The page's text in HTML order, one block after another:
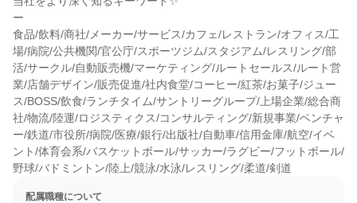
ー
食品/飲料/商社/メーカー/サービス/カフェ/レストラン/オフィス/工
場/病院/公共機関/官公庁/スポーツジム/スタジアム/レスリング/部
活/サークル/自動販売機/マーケティング/ルートセールス/ルート営
業/店舗デザイン/販売促進/社内食堂/コーヒー/紅茶/お菓子/ジュー
ス/BOSS/飲食/ランチタイム/サントリーグループ/上場企業/総合商
社/物流/陸運/ロジスティクス/コンサルティング/新規事業/ベンチャ
ー/鉄道/市役所/病院/医療/銀行/出版社/自動車/信用金庫/航空/イベ
ント/体育会系/バスケットボール/サッカー/ラグビー/フットボール/
野球/バドミントン/陸上/競泳/水泳/レスリング/柔道/剣道
配属職種について